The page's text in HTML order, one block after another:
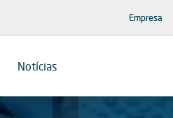
Empresa
Notícias